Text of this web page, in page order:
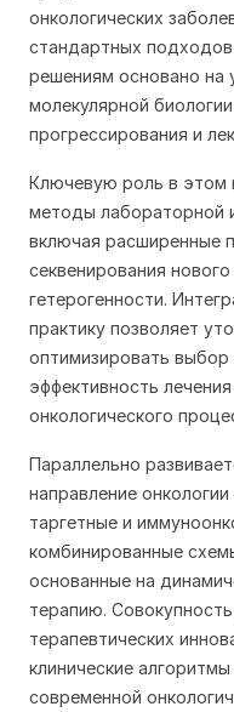
онкологических
стандартных
решениям основано на
молекулярной
прогрессирования и
Ключевую роль в этом
методы лабораторной
включая расширенные
секвенирования
гетерогенности.
практику позволяет
оптимизировать
эффективность
онкологического
Параллельно
направление
таргетные и
комбинированные
основанные на
терапию.
терапевтических
клинические
современной